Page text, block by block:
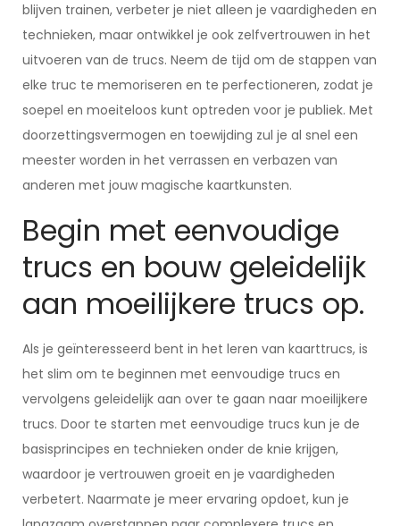
blijven trainen, verbeter je niet alleen je vaardigheden en
technieken, maar ontwikkel je ook zelfvertrouwen in het
uitvoeren van de trucs. Neem de tijd om de stappen van
elke truc te memoriseren en te perfectioneren, zodat je
soepel en moeiteloos kunt optreden voor je publiek. Met
doorzettingsvermogen en toewijding zul je al snel een
meester worden in het verrassen en verbazen van
anderen met jouw magische kaartkunsten.
Begin met eenvoudige
trucs en bouw geleidelijk
aan moeilijkere trucs op.
Als je geïnteresseerd bent in het leren van kaarttrucs, is
het slim om te beginnen met eenvoudige trucs en
vervolgens geleidelijk aan over te gaan naar moeilijkere
trucs. Door te starten met eenvoudige trucs kun je de
basisprincipes en technieken onder de knie krijgen,
waardoor je vertrouwen groeit en je vaardigheden
verbetert. Naarmate je meer ervaring opdoet, kun je